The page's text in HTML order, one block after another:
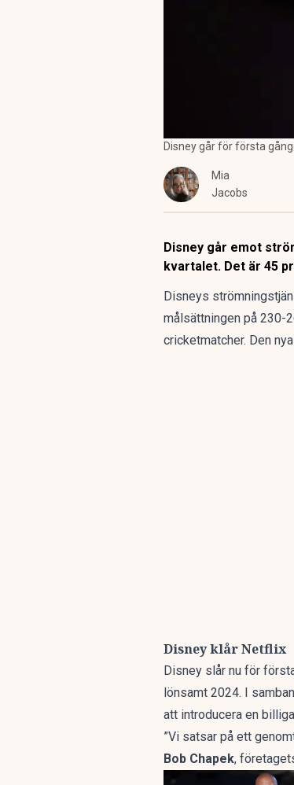
Disney går för första
Mia
Jacobs
Disney går emot
kvartalet. Det är 45
Disneys
målsättningen på 230-
cricketmatcher. Den
Disney klår Netflix
Disney slår nu för
lönsamt 2024. I
att introducera en
”Vi satsar på ett
Bob Chapek,